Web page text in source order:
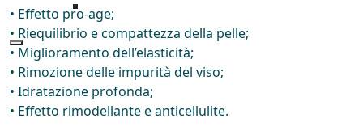
• Effetto pro-age;
• Riequilibrio e compattezza della pelle;
• Miglioramento dell’elasticità;
• Rimozione delle impurità del viso;
• Idratazione profonda;
• Effetto rimodellante e anticellulite.